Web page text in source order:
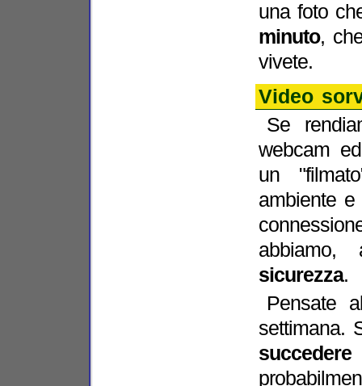
una foto
minuto,
vivete.
Video
Se
webcam
un
ambiente e
sicurezza.
Pensate
settimana.